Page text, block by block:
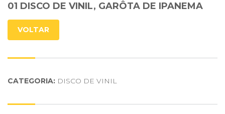
01 DISCO DE VINIL, GARÔTA DE IPANEMA
VOLTAR
CATEGORIA: DISCO DE VINIL